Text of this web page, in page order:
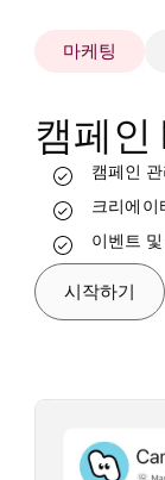
마케팅
캠페인
캠페인
크리에이
이벤트
시작하기
실시간으
하세요
프로세스
팀의 장애
요
리소스
워크플
직원 온